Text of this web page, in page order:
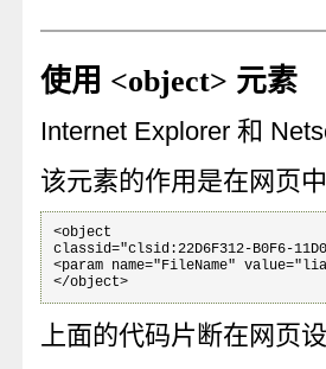
使用 <object> 元素
Internet Explorer 和
该元素的作用是在网页
<object
classid="clsid:22D6F312-B0F6-
<param name="FileName"
</object>
上面的代码片断在网页